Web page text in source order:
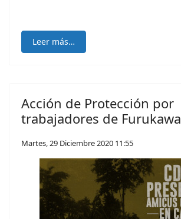
Leer más…
Acción de Protección por
trabajadores de Furukawa
Martes, 29 Diciembre 2020 11:55